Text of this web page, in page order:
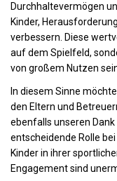
Durchhaltevermögen
Kinder,
verbessern. Diese
auf dem Spielfeld,
von großem Nutzen
In diesem Sinne
den Eltern und
ebenfalls unseren
entscheidende Rolle
Kinder in ihrer
Engagement sind